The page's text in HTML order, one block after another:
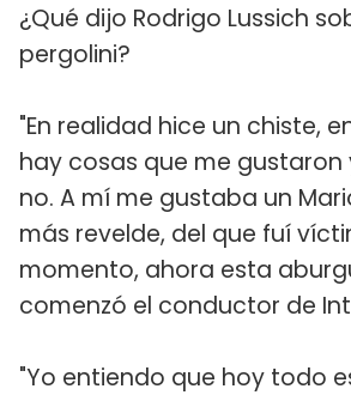
¿Qué dijo Rodrigo Lussich
pergolini?
"En realidad hice un chiste,
hay cosas que me gustaron
no. A mí me gustaba un
más revelde, del que fuí
momento, ahora esta
comenzó el conductor de
"Yo entiendo que hoy todo